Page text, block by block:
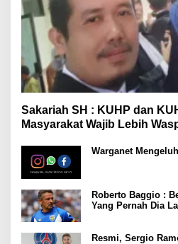
Sakariah SH : KUHP dan
Masyarakat Wajib Lebih
Warganet
Roberto Baggio :
Yang Pernah Dia
Resmi, Sergio